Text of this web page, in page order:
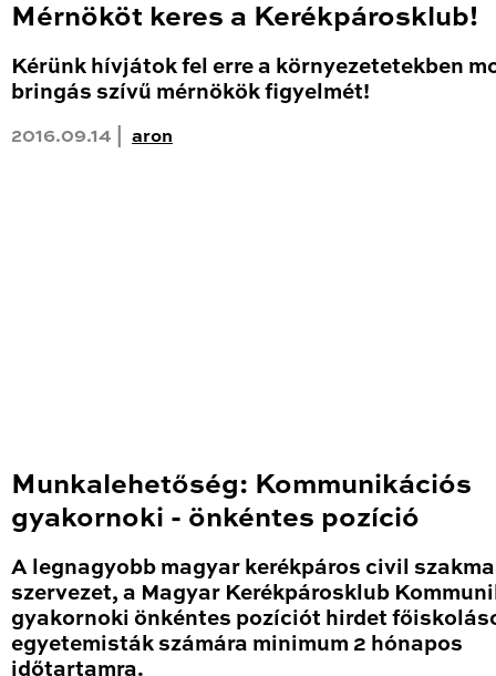
Mérnököt keres a Kerékpárosklub!
Kérünk hívjátok fel erre a környezetetekben
bringás szívű mérnökök figyelmét!
2016.09.14 | aron
Munkalehetőség: Kommunikációs
gyakornoki - önkéntes pozíció
A legnagyobb magyar kerékpáros civil
szervezet, a Magyar Kerékpárosklub
gyakornoki önkéntes pozíciót hirdet
egyetemisták számára minimum 2 hónapos
időtartamra.